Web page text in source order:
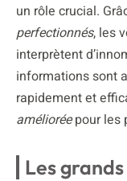
un rôle crucial.
perfectionnés, les
interprètent
informations sont
rapidement et
amélioréepour les
Les